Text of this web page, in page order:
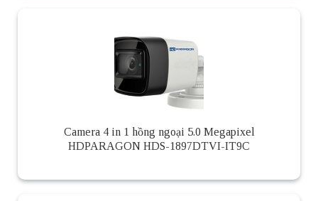
Camera 4 in 1 hồng ngoại 5.0 Megapixel
HDPARAGON HDS-1897DTVI-IT9C